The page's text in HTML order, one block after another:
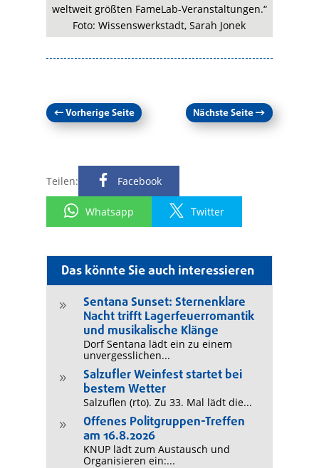
Das könnte Sie auch interessieren
9
Sentana Sunset: Sternenklare
Nacht trifft Lagerfeuerromantik
und musikalische Klänge
Dorf Sentana lädt ein zu einem
unvergesslichen...
9
Salzufler Weinfest startet bei
bestem Wetter
Salzuflen (rto). Zu 33. Mal lädt die...
9
Offenes Politgruppen-Treffen
am 16.8.2026
KNUP lädt zum Austausch und
Organisieren ein:...
weltweit größten FameLab-Veranstaltungen.“
Foto: Wissenswerkstadt, Sarah Jonek
←Vorherige Seite Nächste Seite→
Teilen: Facebook
Whatsapp Twitter